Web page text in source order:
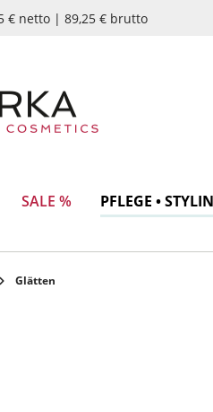
springen
€ netto | 89,25 € brutto
SALE % PFLEGE •
Glätten